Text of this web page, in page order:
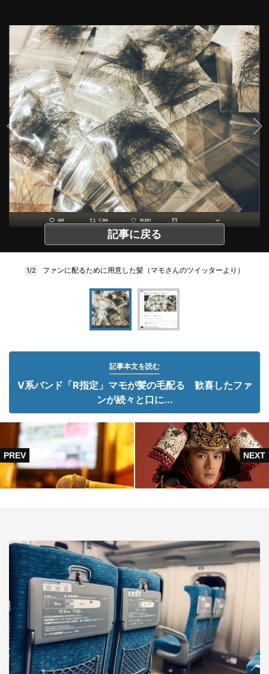
記事に戻る
1/2 ファンに配るために用意した髪（マモさんのツイッターより）
記事本文を読む
V系バンド「R指定」マモが髪の毛配る 歓喜したファ
ンが続々と口に...